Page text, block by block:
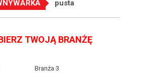
pusta
TWOJĄ BRANŻĘ
Branża 3